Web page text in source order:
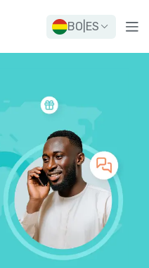
BO ES